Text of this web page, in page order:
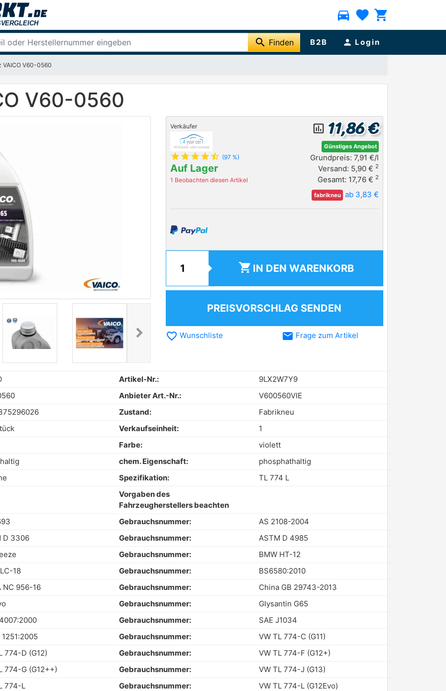
directions_car favorite shopping_cart
search Finden B2B person Login
VAICO V60-0560
V60-0560
chevron_right
Next
Verkäufer
star star star star star_half (97 %)
Auf Lager
1 Beobachten diesen Artikel
insert_chart_outlined 11,86 €
Günstiges Angebot
Grundpreis: 7,91 €/l
Versand: 5,90 € 2
Gesamt: 17,76 € 2
fabrikneu ab 3,83 €
shopping_cart IN DEN WARENKORB
PREISVORSCHLAG SENDEN
favorite_border Wunschliste email Frage zum Artikel
Artikel-Nr.:
9LX2W7Y9
Anbieter Art.-Nr.:
V600560VIE
Zustand:
Fabrikneu
Verkaufseinheit:
1
Farbe:
violett
chem. Eigenschaft:
phosphathaltig
Spezifikation:
TL 774 L
Vorgaben des
Fahrzeugherstellers beachten
Gebrauchsnummer:
AS 2108-2004
D 3306 Gebrauchsnummer:
ASTM D 4985
Gebrauchsnummer:
BMW HT-12
18 Gebrauchsnummer:
BS6580:2010
NC 956-16 Gebrauchsnummer:
China GB 29743-2013
Gebrauchsnummer:
Glysantin G65
Gebrauchsnummer:
SAE J1034
1251:2005 Gebrauchsnummer:
VW TL 774-C (G11)
774-D (G12) Gebrauchsnummer:
VW TL 774-F (G12+)
774-G (G12++) Gebrauchsnummer:
VW TL 774-J (G13)
774-L Gebrauchsnummer:
VW TL 774-L (G12Evo)